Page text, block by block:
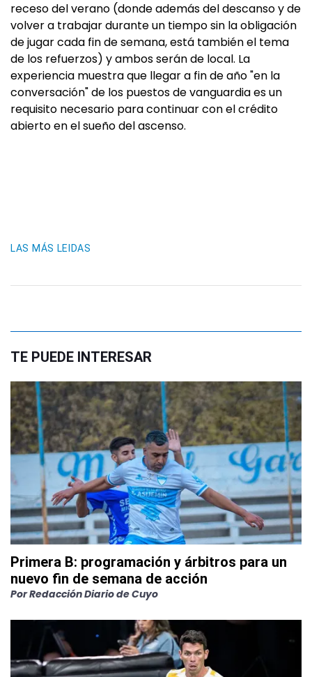
receso del verano (donde además del descanso y de
volver a trabajar durante un tiempo sin la obligación
de jugar cada fin de semana, está también el tema
de los refuerzos) y ambos serán de local. La
experiencia muestra que llegar a fin de año "en la
conversación" de los puestos de vanguardia es un
requisito necesario para continuar con el crédito
abierto en el sueño del ascenso.
LAS MÁS LEIDAS
TE PUEDE INTERESAR
Primera B: programación y árbitros para un
nuevo fin de semana de acción
PorRedacción Diario de Cuyo